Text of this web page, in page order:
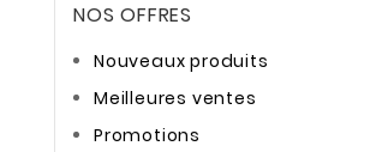
NOS OFFRES
Nouveaux produits
Meilleures ventes
Promotions